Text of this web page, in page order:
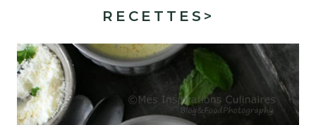
RECETTES >